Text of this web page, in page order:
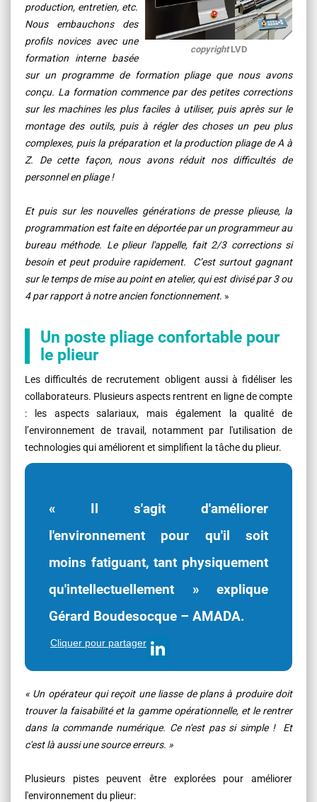
copyrightLVD
production, entretien, etc.
Nous embauchons des
profils novices avec une
formation interne basée
sur un programme de formation pliage que nous avons
conçu. La formation commence par des petites corrections
sur les machines les plus faciles à utiliser, puis après sur le
montage des outils, puis à régler des choses un peu plus
complexes, puis la préparation et la production pliage de A à
Z. De cette façon, nous avons réduit nos difficultés de
personnel en pliage !
Et puis sur les nouvelles générations de presse plieuse, la
programmation est faite en déportée par un programmeur au
bureau méthode. Le plieur l'appelle, fait 2/3 corrections si
besoin et peut produire rapidement. C’est surtout gagnant
sur le temps de mise au point en atelier, qui est divisé par 3 ou
4 par rapport à notre ancien fonctionnement. »
Un poste pliage confortable pour
le plieur
Les difficultés de recrutement obligent aussi à fidéliser les
collaborateurs. Plusieurs aspects rentrent en ligne de compte
: les aspects salariaux, mais également la qualité de
l’environnement de travail, notamment par l'utilisation de
technologies qui améliorent et simplifient la tâche du plieur.
« Il s'agit d'améliorer
l'environnement pour qu'il soit
moins fatiguant, tant physiquement
qu'intellectuellement » explique
Gérard Boudesocque – AMADA.
Cliquer pour partager
« Un opérateur qui reçoit une liasse de plans à produire doit
trouver la faisabilité et la gamme opérationnelle, et le rentrer
dans la commande numérique. Ce n'est pas si simple ! Et
c'est là aussi une source erreurs. »
Plusieurs pistes peuvent être explorées pour améliorer
l'environnement du plieur: